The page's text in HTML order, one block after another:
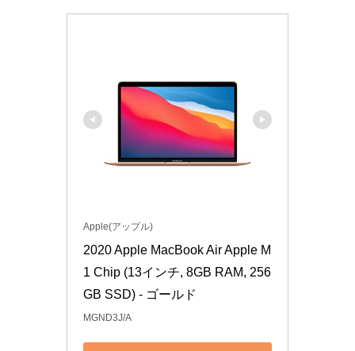
Apple(アップル)
2020 Apple MacBook Air Apple M
1 Chip (13インチ, 8GB RAM, 256
GB SSD) - ゴールド
MGND3J/A